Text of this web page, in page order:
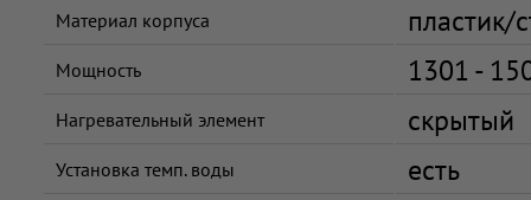
Материал корпуса пластик/
Мощность 1301 -
Нагревательный элемент скрытый
Установка темп. воды есть